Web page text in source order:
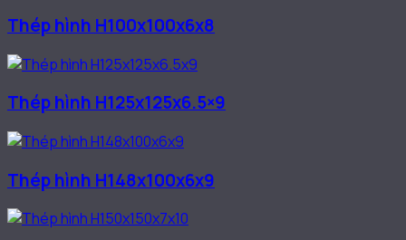
Thép hình H100x100x6x8
Thép hình H125x125x6.5×9
Thép hình H148x100x6x9